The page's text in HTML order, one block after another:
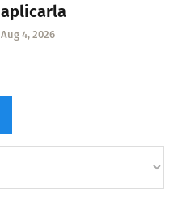
aplicarla
Aug 4, 2026